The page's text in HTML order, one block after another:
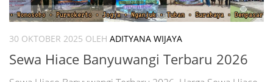
30 OKTOBER 2025 OLEH ADITYANA WIJAYA
Sewa Hiace Banyuwangi Terbaru 2026